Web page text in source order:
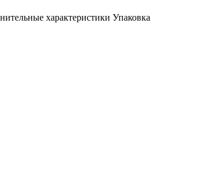
характеристики Упаковка